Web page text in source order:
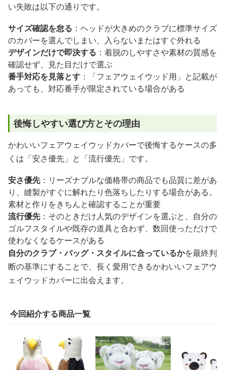
い失敗は以下の通りです。
サイズ確認を怠る ：ヘッドが大きめのクラブに標準サイズ
のカバーを選んでしまい、入らないまたはすぐ外れる
デザインだけで即決する ：着脱のしやすさや素材の質感を
確認せず、見た目だけで選ぶ
番手対応を見落とす ：「フェアウェイウッド用」と記載が
あっても、対応番手が限定されている場合がある
後悔しやすい選び方とその理由
かわいいフェアウェイウッドカバーで後悔するケースの多
くは「安さ優先」と「流行優先」です。
安さ優先：リーズナブルな価格帯の商品でも品質に差があ
り、縫製がすぐに解れたり色落ちしたりする場合がある。
素材と作りをきちんと確認することが重要
流行優先：そのときだけ人気のデザインを選ぶと、自分の
ゴルフスタイルや既存の道具と合わず、数回使っただけで
使わなくなるケースがある
自分のクラブ・バッグ・スタイルに合っているかを最終判
断の基準にすることで、長く愛用できるかわいいフェアウ
ェイウッドカバーに出会えます。
今回紹介する商品一覧